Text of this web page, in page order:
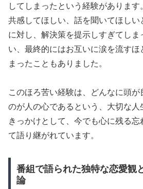
してしまったという経験がありま
共感してほしい、話を聞いてほし
に対し、解決策を提示しすぎてし
い、最終的にはお互いに涙を流すほ
まったこともありました。
このほろ苦い経験は、どんなに頭
のが人の心であるという、大切な人
きっかけとして、今でも心に残る忘
て語り継がれています。
番組で語られた独特な恋愛観
論